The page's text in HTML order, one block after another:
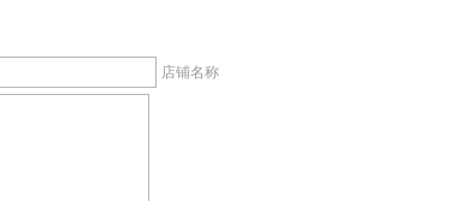
店铺名称